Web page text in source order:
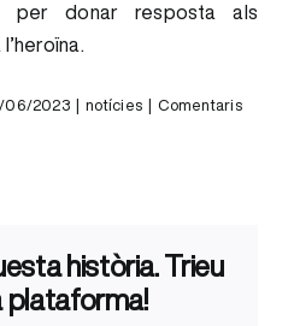
per donar resposta als
06/2023 notícies
Comentaris
història. Trieu
plataforma!